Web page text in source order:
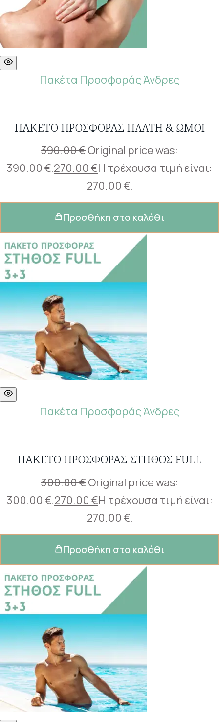
Πακέτα Προσφοράς Άνδρες
ΠΑΚΈΤΟ ΠΡΟΣΦΟΡΆΣ ΠΛΆΤΗ & ΏΜΟΙ
390.00€Original price was:
390.00 €.270.00 €Η τρέχουσα τιμή είναι:
270.00 €.
Προσθήκη στο καλάθι
Πακέτα Προσφοράς Άνδρες
ΠΑΚΈΤΟ ΠΡΟΣΦΟΡΆΣ ΣΤΉΘΟΣ FULL
300.00€Original price was:
300.00 €.270.00 €Η τρέχουσα τιμή είναι:
270.00 €.
Προσθήκη στο καλάθι